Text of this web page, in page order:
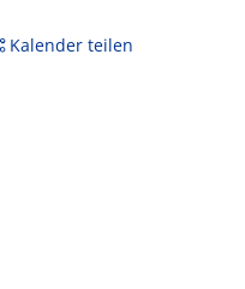
Kalender teilen